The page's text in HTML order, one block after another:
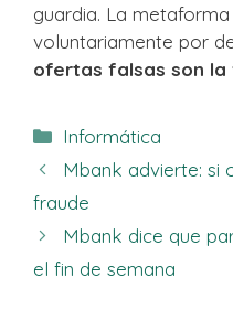
guardia. La
voluntariamente por
ofertas falsas son la
Categorías
Informática
Mbank advierte: si
fraude
Mbank dice que
el fin de semana